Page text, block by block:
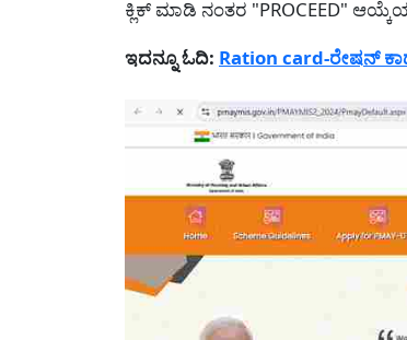
ಕ್ಲಿಕ್ ಮಾಡಿ ನಂತರ "PROCEED"
ಇದನ್ನೂ ಓದಿ: Ration card-ರೇಷನ್